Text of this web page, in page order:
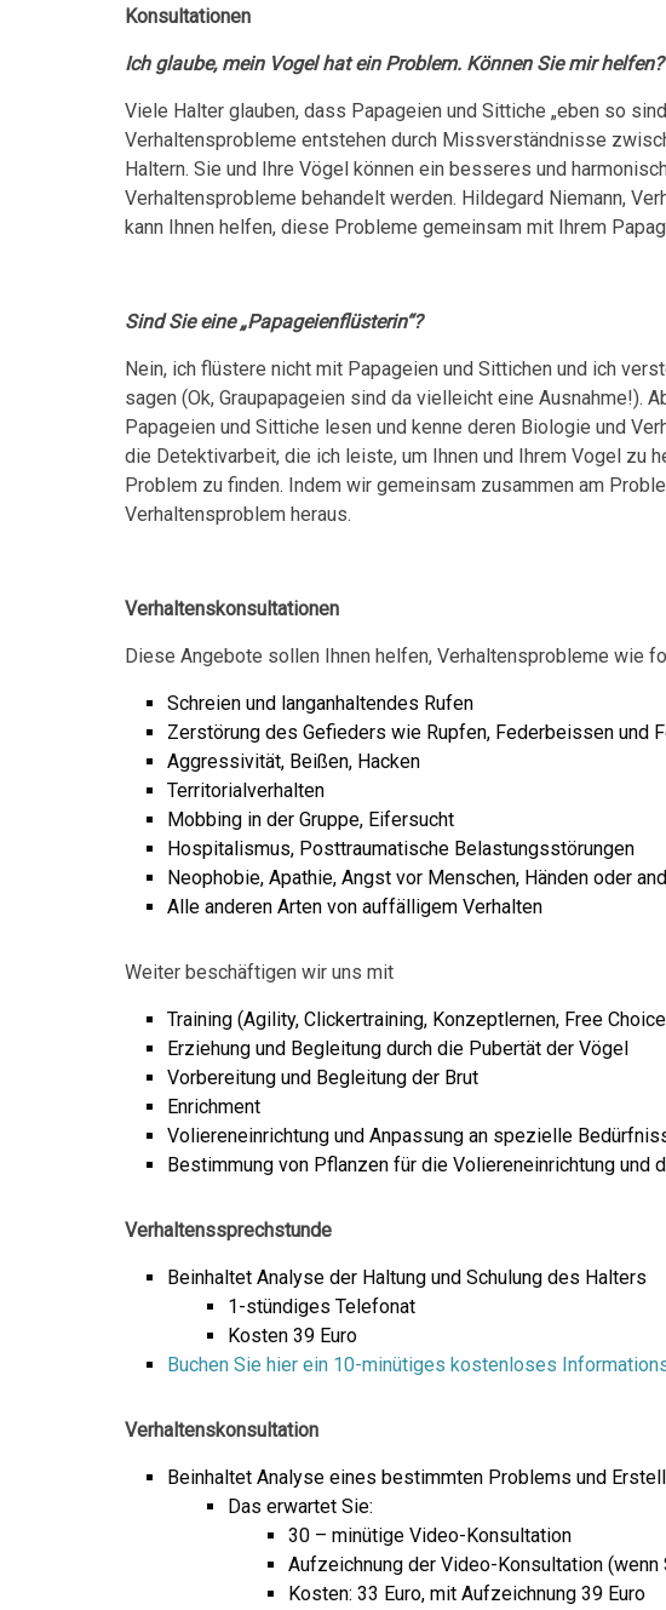
Konsultationen
Ich glaube, mein Vogel hat ein Problem. Können Sie mir helfen?
Viele Halter glauben, dass Papageien und Sittiche „eben so
Verhaltensprobleme entstehen durch Missverständnisse
Haltern. Sie und Ihre Vögel können ein besseres und
Verhaltensprobleme behandelt werden. Hildegard Niemann,
kann Ihnen helfen, diese Probleme gemeinsam mit Ihrem
Sind Sie eine „Papageienflüsterin“?
Nein, ich flüstere nicht mit Papageien und Sittichen und ich
sagen (Ok, Graupapageien sind da vielleicht eine Ausnahme!).
Papageien und Sittiche lesen und kenne deren Biologie und
die Detektivarbeit, die ich leiste, um Ihnen und Ihrem Vogel zu
Problem zu finden. Indem wir gemeinsam zusammen am
Verhaltensproblem heraus.
Verhaltenskonsultationen
Diese Angebote sollen Ihnen helfen, Verhaltensprobleme wie
Schreien und langanhaltendes Rufen
Zerstörung des Gefieders wie Rupfen, Federbeissen und
Aggressivität, Beißen, Hacken
Territorialverhalten
Mobbing in der Gruppe, Eifersucht
Hospitalismus, Posttraumatische Belastungsstörungen
Neophobie, Apathie, Angst vor Menschen, Händen oder
Alle anderen Arten von auffälligem Verhalten
Weiter beschäftigen wir uns mit
Training (Agility, Clickertraining, Konzeptlernen, Free
Erziehung und Begleitung durch die Pubertät der Vögel
Vorbereitung und Begleitung der Brut
Enrichment
Voliereneinrichtung und Anpassung an spezielle
Bestimmung von Pflanzen für die Voliereneinrichtung und
Verhaltenssprechstunde
Beinhaltet Analyse der Haltung und Schulung des Halters
1-stündiges Telefonat
Kosten 39 Euro
Buchen Sie hier ein 10-minütiges kostenloses
Verhaltenskonsultation
Beinhaltet Analyse eines bestimmten Problems und
Das erwartet Sie:
30 – minütige Video-Konsultation
Aufzeichnung der Video-Konsultation
Kosten: 33 Euro, mit Aufzeichnung 39 Euro